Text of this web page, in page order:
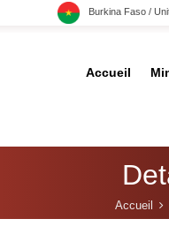
Burkina Faso /
Accueil
Accueil